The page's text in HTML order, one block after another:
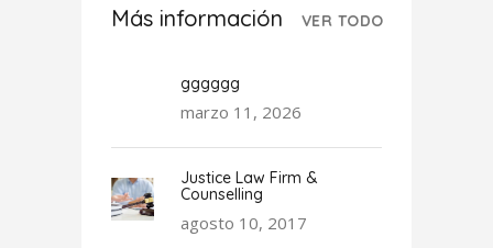
Más información VER TODO
gggggg
marzo 11, 2026
Justice Law Firm &
Counselling
agosto 10, 2017